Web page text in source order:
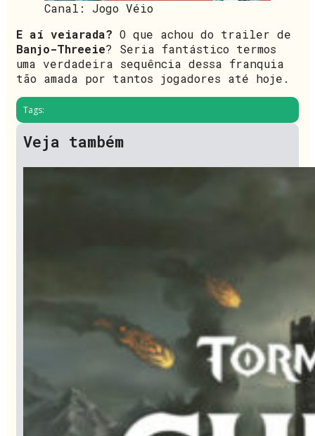
Canal: Jogo Véio
E aí veiarada? O que achou do trailer de
Banjo-Threeie? Seria fantástico termos
uma verdadeira sequência dessa franquia
tão amada por tantos jogadores até hoje.
Tags:
Veja também